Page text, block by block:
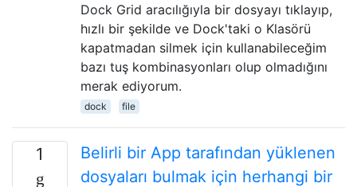
Dock Grid aracılığıyla bir dosyayı tıklayıp,
hızlı bir şekilde ve Dock'taki o Klasörü
kapatmadan silmek için kullanabileceğim
bazı tuş kombinasyonları olup olmadığını
merak ediyorum.
dock file
1
Belirli bir App tarafından yüklenen
dosyaları bulmak için herhangi bir